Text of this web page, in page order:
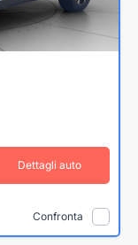
Dettagli auto
Confronta